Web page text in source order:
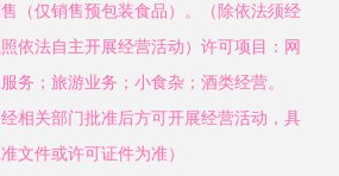
（仅销售预包装食品）。（除依法须经
依法自主开展经营活动）许可项目：网
务；旅游业务；小食杂；酒类经营。
相关部门批准后方可开展经营活动，具
文件或许可证件为准）